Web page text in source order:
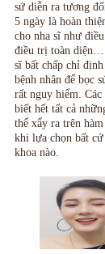
sứ diễn ra tương
5 ngày là hoàn
cho nha sĩ như
điều trị toàn diện…
sĩ bất chấp chỉ
bệnh nhân để bọc
rất nguy hiểm. Các
biết hết tất cả
thể xẩy ra trên
khi lựa chọn bất
khoa nào.